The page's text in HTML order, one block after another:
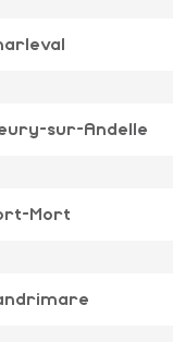
sur-Andelle
Mort